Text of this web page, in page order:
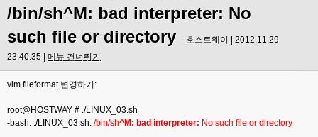
/bin/sh^M: bad interpreter: No
such file or directory
호스트웨이 | 2012.11.29
23:40:35 | 메뉴 건너뛰기
vim fileformat 변경하기:
root@HOSTWAY # ./LINUX_03.sh
-bash: ./LINUX_03.sh: /bin/sh^M: bad interpreter: No such file or directory